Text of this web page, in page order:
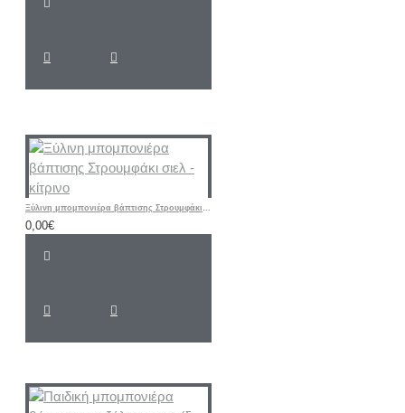
Ξύλινη μπομπονιέρα βάπτισης Στρουμφάκι σιελ - κίτρινο
0,00€